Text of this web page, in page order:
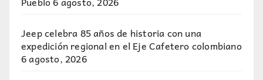
Jeep celebra 85 años de historia con una
expedición regional en el Eje Cafetero colombiano
6 agosto, 2026